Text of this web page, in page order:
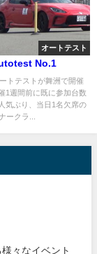
オートテスト
No.1
トテストが舞洲で開催
1週間前に既に参加台数
気ぶり、当日1名欠席の
ークラ...
々なイベント